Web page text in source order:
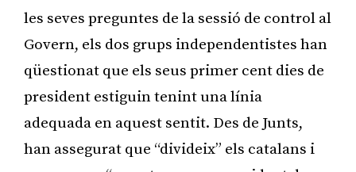
les seves preguntes de la sessió de control al
Govern, els dos grups independentistes han
qüestionat que els seus primer cent dies de
president estiguin tenint una línia
adequada en aquest sentit. Des de Junts,
han assegurat que “divideix” els catalans i